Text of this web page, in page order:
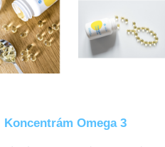
Koncentrám Omega 3